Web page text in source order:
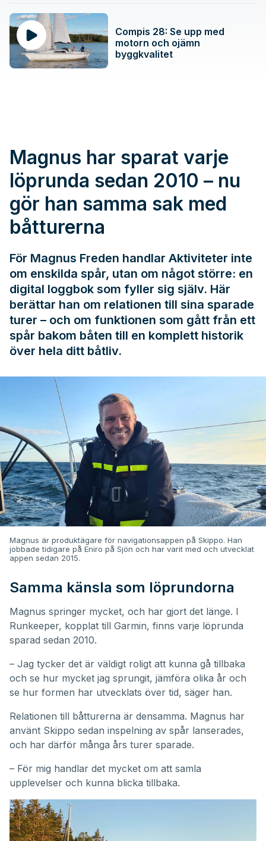
Compis 28: Se upp med
motorn och ojämn
byggkvalitet
Magnus har sparat varje
löprunda sedan 2010 – nu
gör han samma sak med
båtturerna
För Magnus Freden handlar Aktiviteter inte
om enskilda spår, utan om något större: en
digital loggbok som fyller sig själv. Här
berättar han om relationen till sina sparade
turer – och om funktionen som gått från ett
spår bakom båten till en komplett historik
över hela ditt båtliv.
Magnus är produktägare för navigationsappen på Skippo. Han
jobbade tidigare på Eniro på Sjön och har varit med och utvecklat
appen sedan 2015.
Samma känsla som löprundorna
Magnus springer mycket, och har gjort det länge. I
Runkeeper, kopplat till Garmin, finns varje löprunda
sparad sedan 2010.
– Jag tycker det är väldigt roligt att kunna gå tillbaka
och se hur mycket jag sprungit, jämföra olika år och
se hur formen har utvecklats över tid, säger han.
Relationen till båtturerna är densamma. Magnus har
använt Skippo sedan inspelning av spår lanserades,
och har därför många års turer sparade.
– För mig handlar det mycket om att samla
upplevelser och kunna blicka tillbaka.